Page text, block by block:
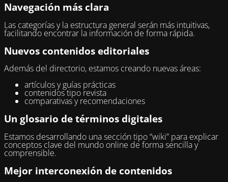
Navegación más clara
Las categorías y la estructura general serán más intuitivas,
facilitando encontrar la información de forma rápida.
Nuevos contenidos editoriales
Además del directorio, estamos creando nuevas áreas:
artículos y guías prácticas
contenidos tipo revista
comparativas y recomendaciones
Un glosario de términos digitales
Estamos desarrollando una sección tipo “wiki” para explicar
conceptos clave del mundo online de forma sencilla y
comprensible.
Mejor interconexión de contenidos